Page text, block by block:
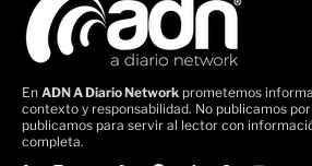
En ADN A Diario Network prometemos
contexto y responsabilidad. No publicamos
publicamos para servir al lector con
completa.